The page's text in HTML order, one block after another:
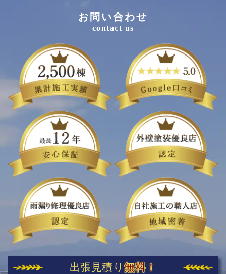
お問い合わせ
contact us
出張見積り無料！